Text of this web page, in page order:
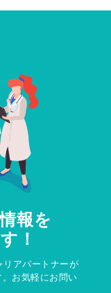
報を
！
リアパートナーが
お気軽にお問い